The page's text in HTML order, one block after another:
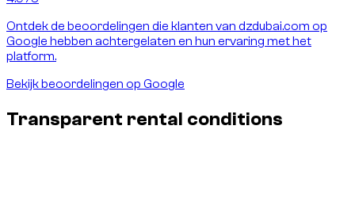
Ontdek de beoordelingen die klanten van dzdubai.com op
Google hebben achtergelaten en hun ervaring met het
platform.
Bekijk beoordelingen op Google
Transparent rental conditions